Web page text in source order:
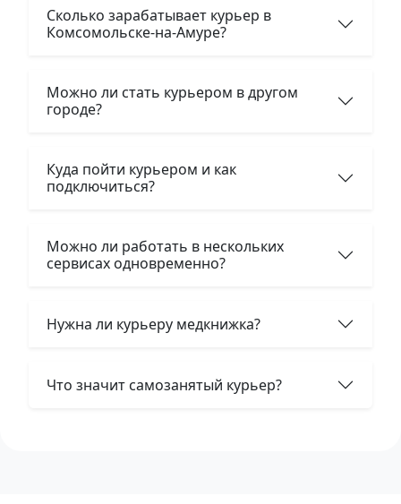
Сколько зарабатывает курьер в
Комсомольске-на-Амуре?
Можно ли стать курьером в другом
городе?
Куда пойти курьером и как
подключиться?
Можно ли работать в нескольких
сервисах одновременно?
Нужна ли курьеру медкнижка?
Что значит самозанятый курьер?